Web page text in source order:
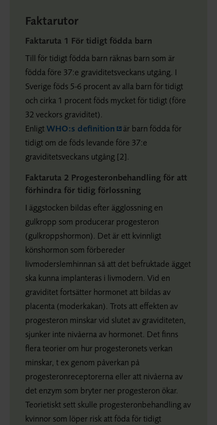
Faktarutor
Faktaruta 1 För tidigt födda barn
Till för tidigt födda barn räknas barn som är
födda före 37:e graviditetsveckans utgång. I
Sverige föds 5-6 procent av alla barn för tidigt
och cirka 1 procent föds mycket för tidigt (före
32 veckors graviditet).
EnligtWHO:s definition är barn födda för
tidigt om de föds levande före 37:e
graviditetsveckans utgång [2].
Faktaruta 2 Progesteronbehandling för att
förhindra för tidig förlossning
I äggstocken bildas efter ägglossning en
gulkropp som producerar progesteron
(gulkroppshormon). Det är ett kvinnligt
könshormon som förbereder
livmoderslemhinnan så att det befruktade ägget
ska kunna implanteras i livmodern. Vid en
graviditet fortsätter hormonet att bildas av
placenta (moderkakan). Trots att effekten av
progesteron minskar vid slutet av graviditeten,
sjunker inte nivåerna av hormonet. Det finns
flera teorier om hur progesteronets verkan
minskar, t ex genom påverkan på
progesteronreceptorerna eller att nivåerna av
det enzym som bryter ner progesteron ökar.
Teorietiskt sett skulle progesteronbehandling av
kvinnor som löper risk att föda för tidigt